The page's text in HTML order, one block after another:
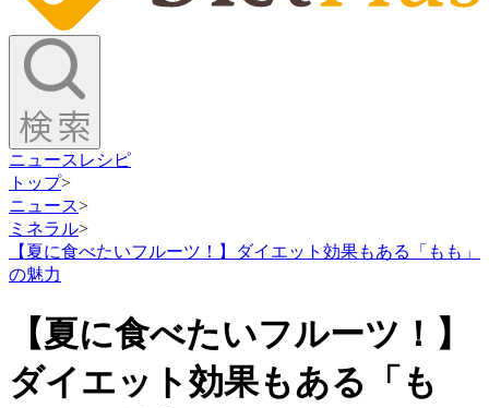
ニュース レシピ
トップ>
ニュース>
ミネラル>
【夏に食べたいフルーツ！】ダイエット効果もある「もも」
の魅力
【夏に食べたいフルーツ！】
ダイエット効果もある「も